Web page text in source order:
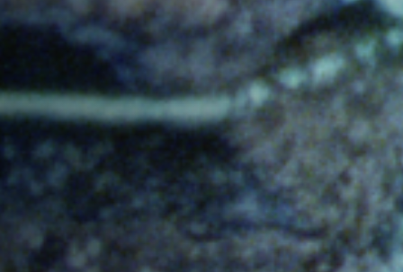
Off Festival
Praktische informationen
Junges Publikum
Schulprogramm